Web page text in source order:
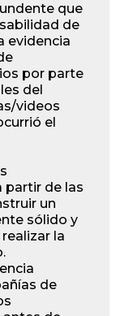
que
de
evidencia
por parte
del
videos
el
partir de las
un
sólido y
la
de